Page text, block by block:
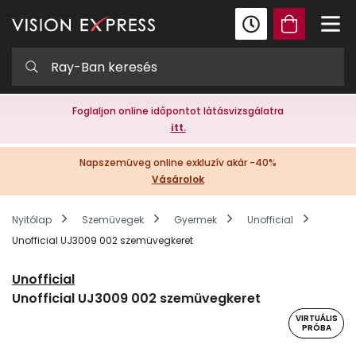
Foglaljon online időpontot látásvizsgálatra
itt.
Napszemüveg online exkluzív akár -40%
Vásárolok
Nyitólap Szemüvegek Gyermek
Unofficial
Unofficial UJ3009 002 szemüvegkeret
Unofficial
Unofficial UJ3009 002 szemüvegkeret
VIRTUÁLIS
PRÓBA